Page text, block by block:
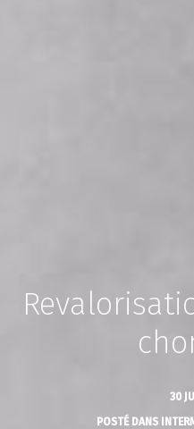
30
POSTÉ DANS